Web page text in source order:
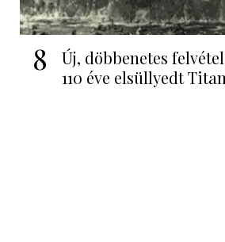
8
Új, döbbenetes
110 éve elsüllyedt